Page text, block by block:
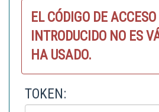
EL CÓDIGO DE
INTRODUCIDO NO ES
HA USADO.
TOKEN: